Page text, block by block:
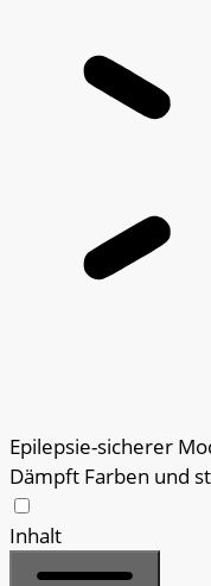
Epilepsie-sicherer
Dämpft Farben und
Inhalt